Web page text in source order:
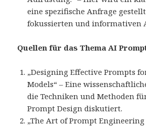
eine spezifische Anfrage
fokussierten und informativen
Quellen für das Thema AI
„Designing Effective Prompts
Models“ – Eine
die Techniken und Methoden
Prompt Design diskutiert.
„The Art of Prompt